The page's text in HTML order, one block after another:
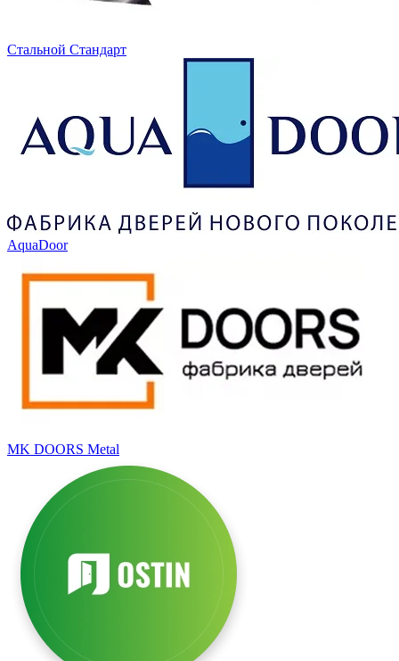
Стальной Стандарт
AquaDoor
MK DOORS Metal